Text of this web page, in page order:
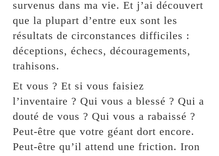
survenus dans ma vie. Et j’ai découvert
que la plupart d’entre eux sont les
résultats de circonstances difficiles :
déceptions, échecs, découragements,
trahisons.
Et vous ? Et si vous faisiez
l’inventaire ? Qui vous a blessé ? Qui a
douté de vous ? Qui vous a rabaissé ?
Peut-être que votre géant dort encore.
Peut-être qu’il attend une friction. Iron